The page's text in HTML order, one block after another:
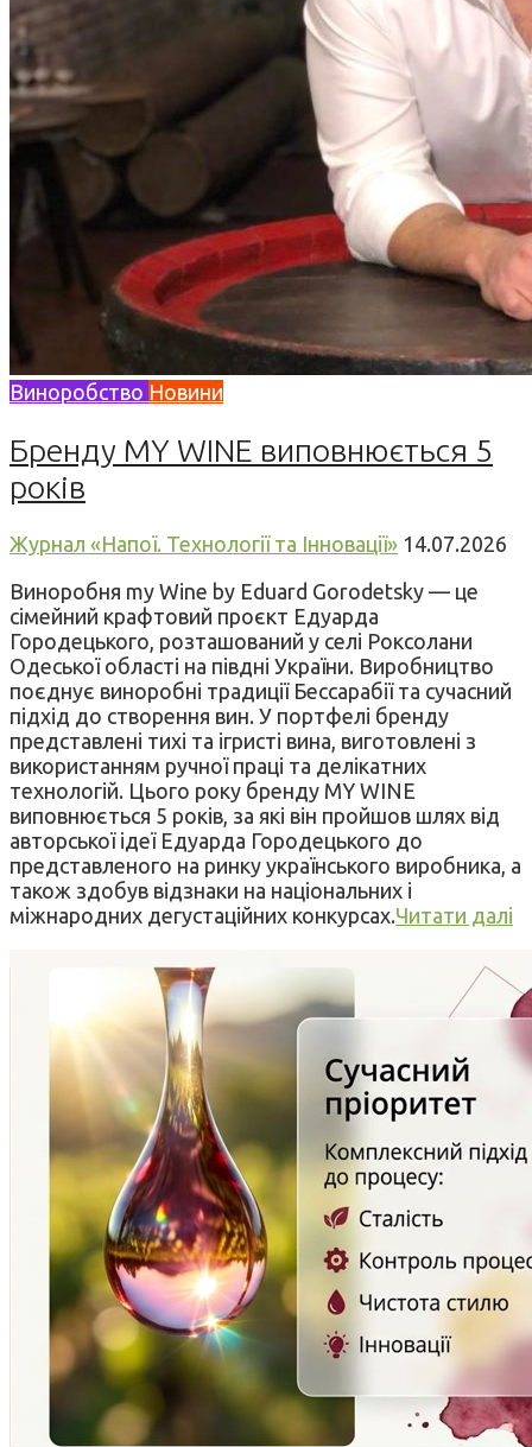
Виноробство Новини
Бренду MY WINE виповнюється 5
років
Журнал «Напої. Технології та Інновації» 14.07.2026
Виноробня my Wine by Eduard Gorodetsky — це
сімейний крафтовий проєкт Едуарда
Городецького, розташований у селі Роксолани
Одеської області на півдні України. Виробництво
поєднує виноробні традиції Бессарабії та сучасний
підхід до створення вин. У портфелі бренду
представлені тихі та ігристі вина, виготовлені з
використанням ручної праці та делікатних
технологій. Цього року бренду MY WINE
виповнюється 5 років, за які він пройшов шлях від
авторської ідеї Едуарда Городецького до
представленого на ринку українського виробника, а
також здобув відзнаки на національних і
міжнародних дегустаційних конкурсах.Читати далі